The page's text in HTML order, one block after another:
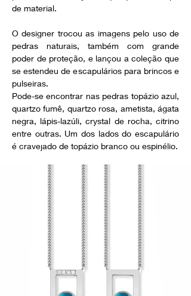
de material.
O designer trocou as imagens pelo uso de
pedras naturais, também com grande
poder de proteção, e lançou a coleção que
se estendeu de escapulários para brincos e
pulseiras.
Pode-se encontrar nas pedras topázio azul,
quartzo fumê, quartzo rosa, ametista, ágata
negra, lápis-lazúli, crystal de rocha, citrino
entre outras. Um dos lados do escapulário
é cravejado de topázio branco ou espinélio.